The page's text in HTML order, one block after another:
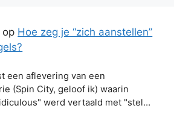
op Hoe zeg je “zich aanstellen”
een aflevering van een
(Spin City, geloof ik) waarin
werd vertaald met "stel…